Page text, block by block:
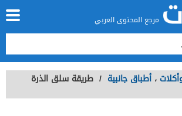
مرجع المحتوى العربي
، أطباق جانبية / طريقة سلق الذرة